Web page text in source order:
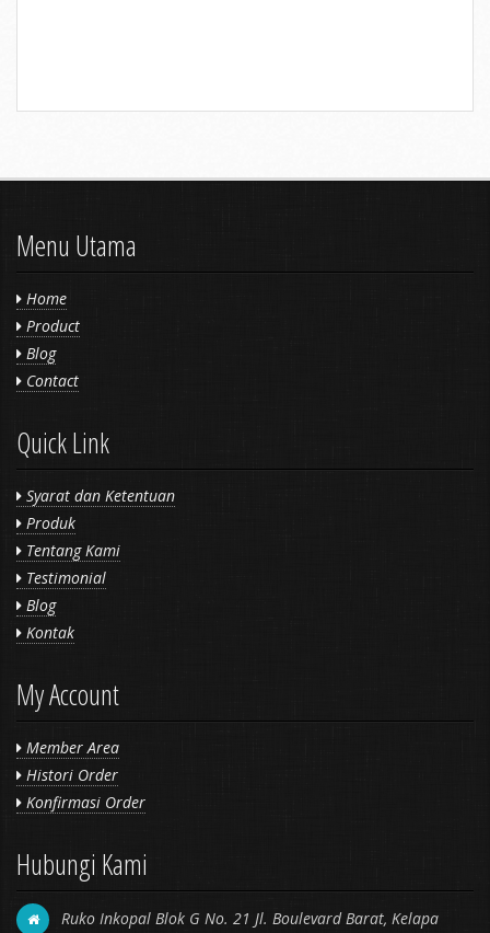
Menu Utama
Home
Product
Blog
Contact
Quick Link
Syarat dan Ketentuan
Produk
Tentang Kami
Testimonial
Blog
Kontak
My Account
Member Area
Histori Order
Konfirmasi Order
Hubungi Kami
Ruko Inkopal Blok G No. 21 Jl. Boulevard Barat, Kelapa